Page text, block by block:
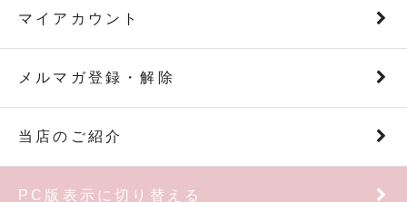
マイアカウント
メルマガ登録・解除
当店のご紹介
PC版表示に切り替える